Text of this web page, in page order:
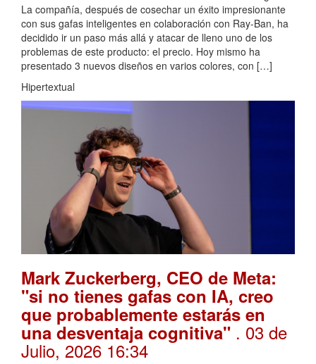
La compañía, después de cosechar un éxito impresionante
con sus gafas inteligentes en colaboración con Ray-Ban, ha
decidido ir un paso más allá y atacar de lleno uno de los
problemas de este producto: el precio. Hoy mismo ha
presentado 3 nuevos diseños en varios colores, con […]
Hipertextual
Mark Zuckerberg, CEO de Meta:
"si no tienes gafas con IA, creo
que probablemente estarás en
una desventaja cognitiva" . 03 de
Julio, 2026 16:34